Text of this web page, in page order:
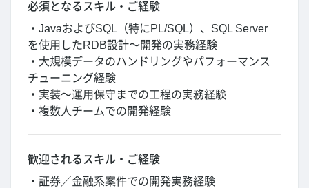
必須となるスキル・ご経験
・JavaおよびSQL（特にPL/SQL）、SQL Server
を使用したRDB設計～開発の実務経験
・大規模データのハンドリングやパフォーマンス
チューニング経験
・実装～運用保守までの工程の実務経験
・複数人チームでの開発経験
歓迎されるスキル・ご経験
・証券／金融系案件での開発実務経験